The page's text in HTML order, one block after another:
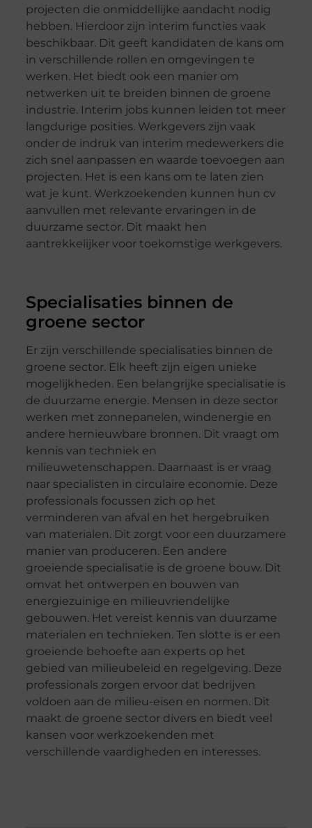
projecten die onmiddellijke aandacht nodig
hebben. Hierdoor zijn interim functies vaak
beschikbaar. Dit geeft kandidaten de kans om
in verschillende rollen en omgevingen te
werken. Het biedt ook een manier om
netwerken uit te breiden binnen de groene
industrie. Interim jobs kunnen leiden tot meer
langdurige posities. Werkgevers zijn vaak
onder de indruk van interim medewerkers die
zich snel aanpassen en waarde toevoegen aan
projecten. Het is een kans om te laten zien
wat je kunt. Werkzoekenden kunnen hun cv
aanvullen met relevante ervaringen in de
duurzame sector. Dit maakt hen
aantrekkelijker voor toekomstige werkgevers.
Specialisaties binnen de
groene sector
Er zijn verschillende specialisaties binnen de
groene sector. Elk heeft zijn eigen unieke
mogelijkheden. Een belangrijke specialisatie is
de duurzame energie. Mensen in deze sector
werken met zonnepanelen, windenergie en
andere hernieuwbare bronnen. Dit vraagt om
kennis van techniek en
milieuwetenschappen. Daarnaast is er vraag
naar specialisten in circulaire economie. Deze
professionals focussen zich op het
verminderen van afval en het hergebruiken
van materialen. Dit zorgt voor een duurzamere
manier van produceren. Een andere
groeiende specialisatie is de groene bouw. Dit
omvat het ontwerpen en bouwen van
energiezuinige en milieuvriendelijke
gebouwen. Het vereist kennis van duurzame
materialen en technieken. Ten slotte is er een
groeiende behoefte aan experts op het
gebied van milieubeleid en regelgeving. Deze
professionals zorgen ervoor dat bedrijven
voldoen aan de milieu-eisen en normen. Dit
maakt de groene sector divers en biedt veel
kansen voor werkzoekenden met
verschillende vaardigheden en interesses.